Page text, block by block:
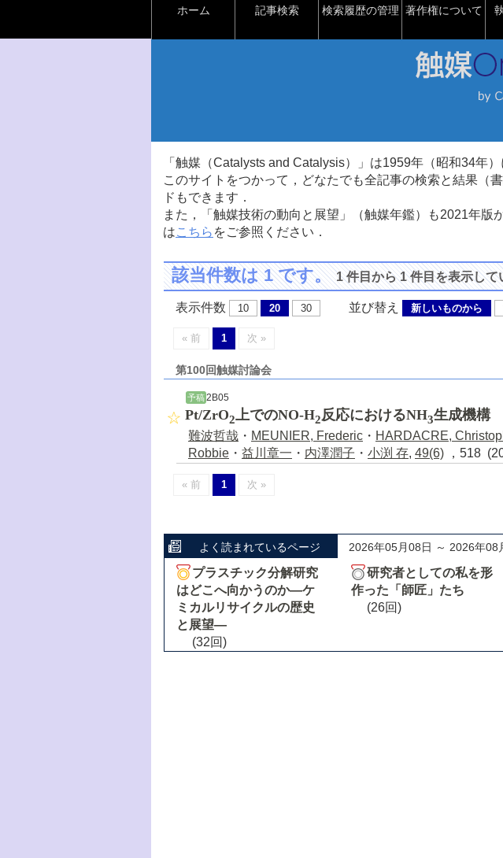
ホーム 記事検索 検索履歴の管理 著作権について
「触媒（Catalysts and Catalysis）」は1959年（昭和34年
このサイトをつかって，どなたでも全記事の検索と結果（
ドもできます．
また，「触媒技術の動向と展望」（触媒年鑑）も2021年版
はこちら をご参照ください．
該当件数は 1 です。1 件目から 1 件目を表示して
表示件数 10 20 30 並び替え 新しいものから
« 前 1 次 »
第100回触媒討論会
予稿 2B05
Pt/ZrO2 上でのNO-H2反応におけるNH3生成機構
難波哲哉 ・ MEUNIER, Frederic ・ HARDACRE,
Robbie ・ 益川章一 ・ 内澤潤子 ・ 小渕 存, 49(6) ，518
« 前 1 次 »
よく読まれているページ 2026年05月08日 ～ 2026年08
プラスチック分解研究
はどこへ向かうのか―ケ
ミカルリサイクルの歴史
と展望―
(32回)
研究者としての私を形
作った「師匠」たち
(26回)